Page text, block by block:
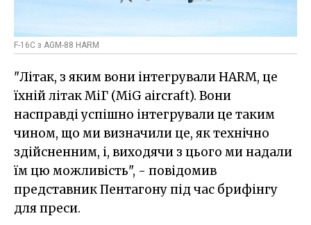
F-16C з AGM-88 HARM
"Літак, з яким вони інтегрували HARM, це
їхній літак МіГ (MiG aircraft). Вони
насправді успішно інтегрували це таким
чином, що ми визначили це, як технічно
здійсненним, і, виходячи з цього ми надали
їм цю можливість", - повідомив
представник Пентагону під час брифінгу
для преси.